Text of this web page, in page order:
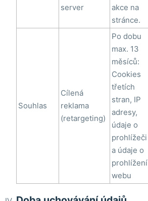
server
akce na
stránce.
Souhlas
Cílená
reklama
(retargeting)
Po dobu
max. 13
měsíců:
Cookies
třetích
stran, IP
adresy,
údaje o
prohlížeči
a údaje o
prohlížení
webu